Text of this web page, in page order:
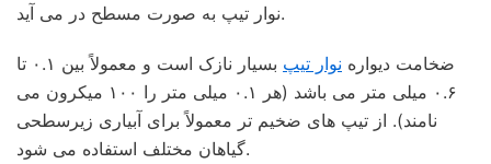
نوار تیپ به صورت مسطح در می آید.
ضخامت دیواره نوار تیپ
بسیار نازک است و معمولاً بین ۰.۱ تا
۰.۶ میلی متر می باشد (هر ۰.۱ میلی متر را ۱۰۰ میکرون می
نامند). از تیپ های ضخیم تر معمولاً برای آبیاری زیرسطحی
گیاهان مختلف استفاده می شود.